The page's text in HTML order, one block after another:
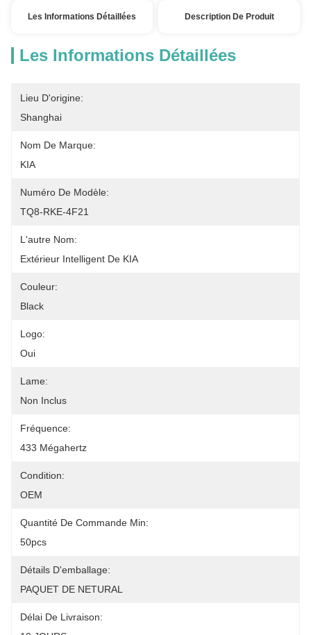
Les Informations Détaillées Description De Produit
Les Informations Détaillées
Lieu D'origine:
Shanghai
Nom De Marque:
KIA
Numéro De Modèle:
TQ8-RKE-4F21
L'autre Nom:
Extérieur Intelligent De KIA
Couleur:
Black
Logo:
Oui
Lame:
Non Inclus
Fréquence:
433 Mégahertz
Condition:
OEM
Quantité De Commande Min:
50pcs
Détails D'emballage:
PAQUET DE NETURAL
Délai De Livraison: